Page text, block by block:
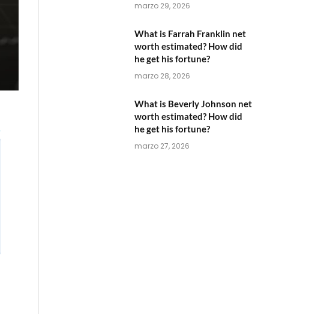
marzo 29, 2026
What is Farrah Franklin net
worth estimated? How did
he get his fortune?
marzo 28, 2026
What is Beverly Johnson net
worth estimated? How did
he get his fortune?
marzo 27, 2026